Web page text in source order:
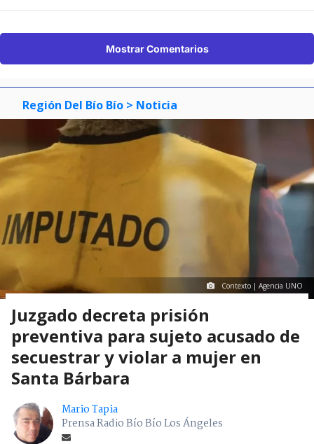
Mostrar Comentarios
Región Del Bío Bío > Noticia
Contexto | Agencia UNO
Juzgado decreta prisión
preventiva para sujeto acusado de
secuestrar y violar a mujer en
Santa Bárbara
Mario Tapia
Prensa Radio Bío Bío Los Ángeles